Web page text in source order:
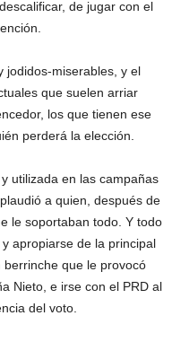
de jugar con el
jodidos-miserables, y el
que suelen arriar
los que tienen ese
perderá la elección.
utilizada en las campañas
a quien, después de
le soportaban todo. Y todo
apropiarse de la principal
que le provocó
Nieto, e irse con el PRD al
del voto.